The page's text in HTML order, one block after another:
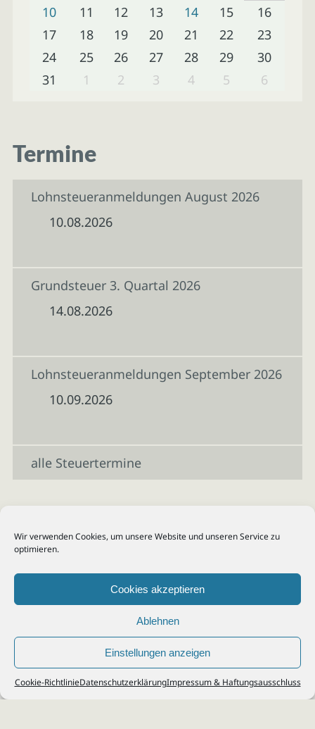
Wir verwenden Cookies, um unsere Website und unseren Service zu
optimieren.
Cookies akzeptieren
Ablehnen
Einstellungen anzeigen
Cookie-RichtlinieDatenschutzerklärungImpressum & Haftungsausschluss
10
11 12 13 14 15
16
17
18 19 20 21 22
23
24
25 26 27 28 29
30
31
1 2 3 4 5 6
Termine
Lohnsteueranmeldungen August 2026
10.08.2026
Grundsteuer 3. Quartal 2026
14.08.2026
Lohnsteueranmeldungen September 2026
10.09.2026
alle Steuertermine
© 2026Steuerberater Kempf, Köln - Steuerberatung Poll, Porz, Deutz, Mülheim,